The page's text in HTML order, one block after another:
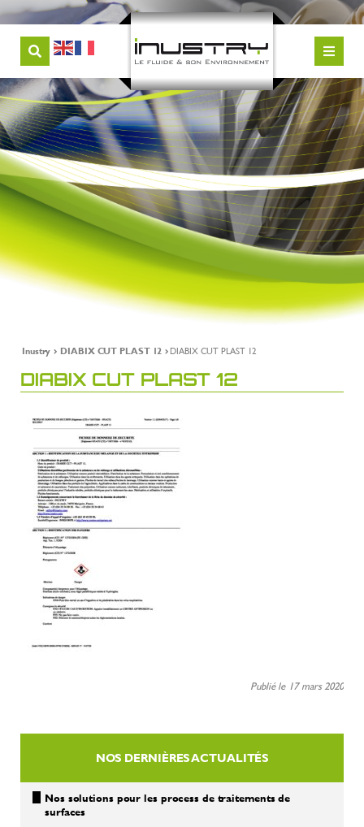
Inustry DIABIX CUT PLAST 12 DIABIX CUT PLAST 12
DIABIX CUT PLAST 12
Publié le 17 mars 2020
NOS DERNIÈRES ACTUALITÉS
Nos solutions pour les process de traitements de
surfaces